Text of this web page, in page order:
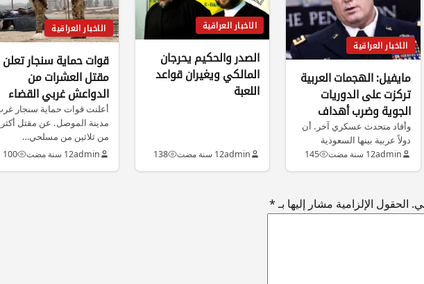
الاخبار العراقية
مايفيل: الهجمات العربية
تركزت على الدوريات
الجوية وضرب أهداف
وأفاد متحدث عسكري آخر. أن
دولاً عربية بينها السعودية
والأردن والبحرين والإمارات
admin12 سنة مضت 145
الاخبار العراقية
الصدر والحكيم يحرجان
المالكي ويغيران قواعد
اللعبة
admin12 سنة مضت 138
الاخبار العراقية
قوات حماية سنجار تعلن
مقتل العشرات من
الدواعش غربي القضاء
أعلنت قوات حماية سنجار
مدينة الموصل. عن مقتل أكثر
من ثلاثين من مسلحي…
admin12 سنة مضت 100
الحقول الإلزامية مشار إليها بـ*